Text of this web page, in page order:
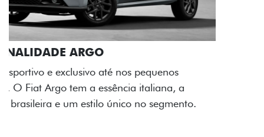
ACABAMENTO E DESIGN INTERNO
A flag italiana e o novo logo Fiat também aparecem
no interior do carro, que possui acabamento
impecável e detalhes escurecidos.